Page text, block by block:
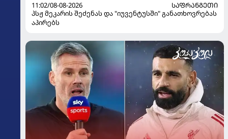
11:02/08-08-2026
ᲡᲐᲤᲠᲐᲜᲒᲔᲗᲘ
პსჟ მეკარის შეძენას და "იუვენტუსში" განათხოვრებას
აპირებს